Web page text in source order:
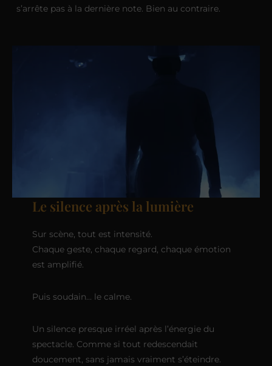
s’arrête pas à la dernière note. Bien au contraire.
Le silence après la lumière
Sur scène, tout est intensité.
Chaque geste, chaque regard, chaque émotion
est amplifié.
Puis soudain… le calme.
Un silence presque irréel après l’énergie du
spectacle. Comme si tout redescendait
doucement, sans jamais vraiment s’éteindre.